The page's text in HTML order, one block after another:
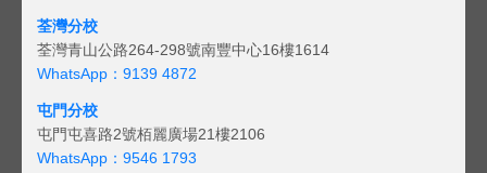
荃灣分校
荃灣青山公路264-298號南豐中心16樓1614
WhatsApp：9139 4872
屯門分校
屯門屯喜路2號栢麗廣場21樓2106
WhatsApp：9546 1793